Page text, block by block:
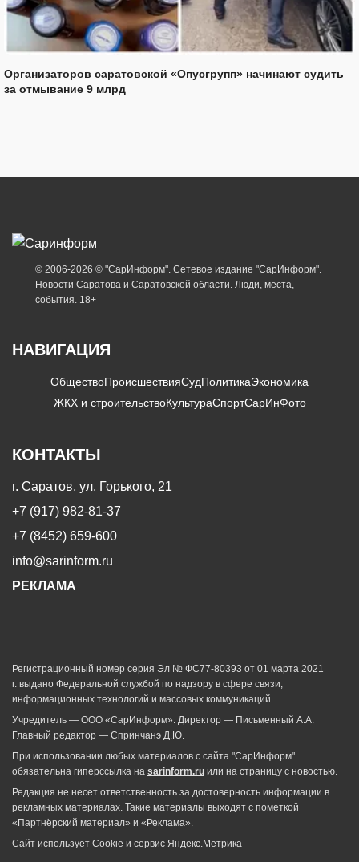
Организаторов саратовской «Опусгрупп» начинают судить
за отмывание 9 млрд
© 2006-2026 © "СарИнформ". Сетевое издание "СарИнформ".
Новости Саратова и Саратовской области. Люди, места,
события. 18+
НАВИГАЦИЯ
ОбществоПроисшествияСудПолитикаЭкономика
ЖКХ и строительствоКультураСпортСарИнФото
КОНТАКТЫ
г. Саратов, ул. Горького, 21
+7 (917) 982-81-37
+7 (8452) 659-600
info@sarinform.ru
РЕКЛАМА
Регистрационный номер серия Эл № ФС77-80393 от 01 марта 2021
г. выдано Федеральной службой по надзору в сфере связи,
информационных технологий и массовых коммуникаций.
Учредитель — ООО «СарИнформ». Директор — Письменный А.А.
Главный редактор — Спринчанэ Д.Ю.
При использовании любых материалов с сайта "СарИнформ"
обязательна гиперссылка на sarinform.ru или на страницу с новостью.
Редакция не несет ответственность за достоверность информации в
рекламных материалах. Такие материалы выходят с пометкой
«Партнёрский материал» и «Реклама».
Сайт использует Cookie и сервиc Яндекс.Метрика